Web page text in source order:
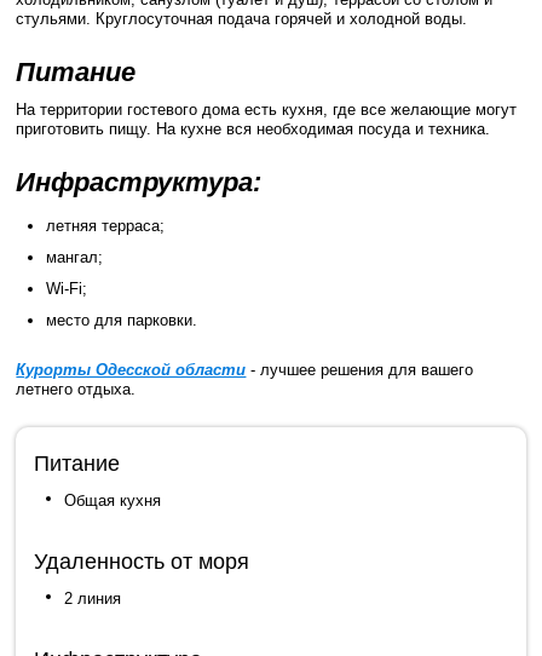
стульями. Круглосуточная подача горячей и холодной воды.
Питание
На территории гостевого дома есть кухня, где все желающие могут
приготовить пищу. На кухне вся необходимая посуда и техника.
Инфраструктура:
летняя терраса;
мангал;
Wi-Fi;
место для парковки.
Курорты Одесской области - лучшее решения для вашего
летнего отдыха.
Питание
Общая кухня
Удаленность от моря
2 линия